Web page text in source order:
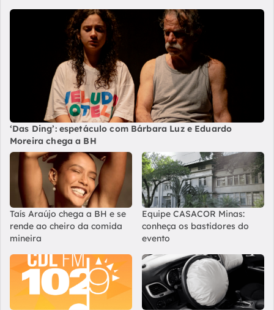
‘Das Ding’: espetáculo com Bárbara Luz e Eduardo
Moreira chega a BH
Taís Araújo chega a BH e se
rende ao cheiro da comida
mineira
Equipe CASACOR Minas:
conheça os bastidores do
evento